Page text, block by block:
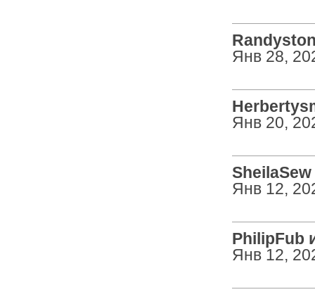
Янв 28,
Янв 20,
SheilaSew
Янв 12,
PhilipFub
Янв 12,